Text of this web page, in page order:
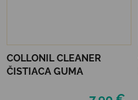
COLLONIL CLEANER
ČISTIACA GUMA